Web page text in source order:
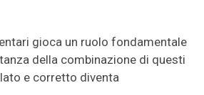
gioca un ruolo fondamentale
della combinazione di questi
e corretto diventa